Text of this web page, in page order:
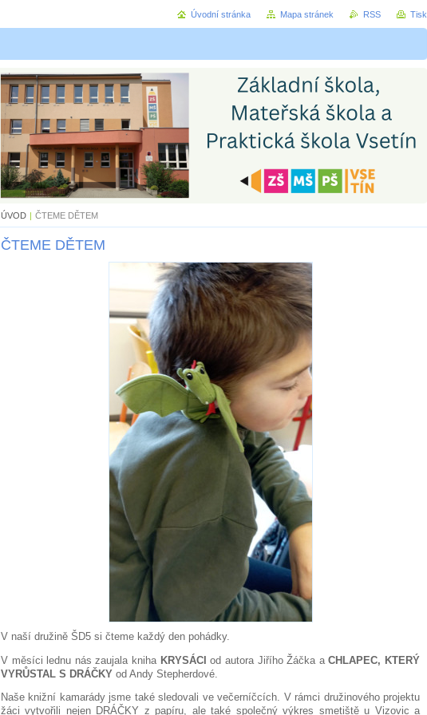
ÚVOD | ČTEME DĚTEM
ČTEME DĚTEM
V naší družině ŠD5 si čteme každý den pohádky.
V měsíci lednu nás zaujala kniha KRYSÁCIod autora Jiřího Žáčka aCHLAPEC, KTERÝ
VYRŮSTAL S DRÁČKY od Andy Stepherdové.
Naše knižní kamarády jsme také sledovali ve večerníčcích. V rámci družinového projektu
žáci vytvořili nejen DRÁČKY z papíru, ale také společný výkres smetiště u Vizovic a
Úvodní stránka Mapa stránek RSS Tisk